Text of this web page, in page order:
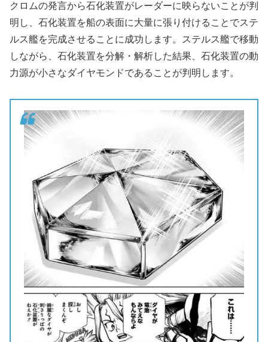
クロムの発言から石化装置がレーダーに映らないことが判
明し、石化装置を船の表面に大量に張り付けることでステ
ルス艦を完成させることに成功します。ステルス艦で移動
しながら、石化装置を分解・解析した結果、石化装置の動
力源が小さなダイヤモンドであることが判明します。